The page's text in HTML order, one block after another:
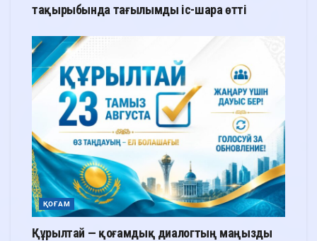
тақырыбында тағылымды іс-шара өтті
ҚОҒАМ
Құрылтай — қоғамдық диалогтың маңызды